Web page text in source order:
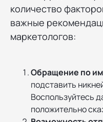
количество
важные
маркетологов:
Обращение по
подставить
Воспользуйтесь
положительно